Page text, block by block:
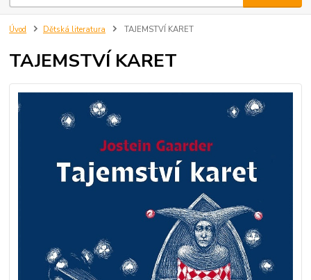
Úvod Dětská literatura TAJEMSTVÍ KARET
TAJEMSTVÍ KARET